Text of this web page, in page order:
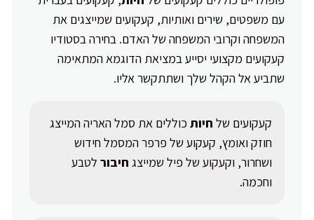
עם משפטים, שירים ואותיות, קעקועים שמייצגים את
המשפחה וקרובי המשפחה של האדם. בחירה בסטודיו
קעקועים מקצועי יסייע במציאת הדוגמא המתאימה
שתביע אל הקהל שלך ושתתקשר אליו.
קעקועים של חיותכוללים את סמל האריה המייצג
חוזק ואומץ, קעקוע של פרפר המסמל חידוש
ושחרור, וקעקוע של פיל שמייצג חיבורלטבע
וחכמה.